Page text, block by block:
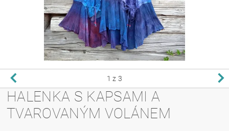
1 z 3
HALENKA S KAPSAMI A
TVAROVANÝM VOLÁNEM